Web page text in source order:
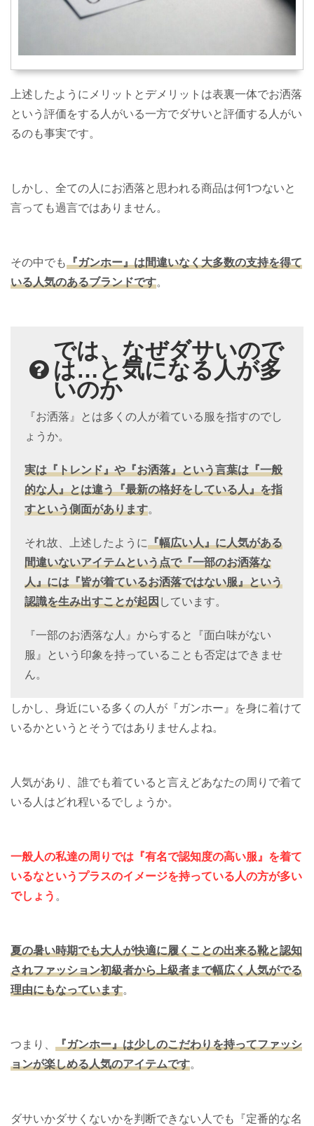
上述したようにメリットとデメリットは表裏一体でお洒落
という評価をする人がいる一方でダサいと評価する人がい
るのも事実です。
しかし、全ての人にお洒落と思われる商品は何1つないと
言っても過言ではありません。
その中でも『ガンホー』は間違いなく大多数の支持を得て
いる人気のあるブランドです。
では、なぜダサいので
は…と気になる人が多
いのか
『お洒落』とは多くの人が着ている服を指すのでし
ょうか。
実は『トレンド』や『お洒落』という言葉は『一般
的な人』とは違う『最新の格好をしている人』を指
すという側面があります。
それ故、上述したように『幅広い人』に人気がある
間違いないアイテムという点で『一部のお洒落な
人』には『皆が着ているお洒落ではない服』という
認識を生み出すことが起因しています。
『一部のお洒落な人』からすると『面白味がない
服』という印象を持っていることも否定はできませ
ん。
しかし、身近にいる多くの人が『ガンホー』を身に着けて
いるかというとそうではありませんよね。
人気があり、誰でも着ていると言えどあなたの周りで着て
いる人はどれ程いるでしょうか。
一般人の私達の周りでは『有名で認知度の高い服』を着て
いるなというプラスのイメージを持っている人の方が多い
でしょう 。
夏の暑い時期でも大人が快適に履くことの出来る靴と認知
されファッション初級者から上級者まで幅広く人気がでる
理由にもなっています。
つまり、 『ガンホー』は少しのこだわりを持ってファッシ
ョンが楽しめる人気のアイテムです。
ダサいかダサくないかを判断できない人でも『定番的な名